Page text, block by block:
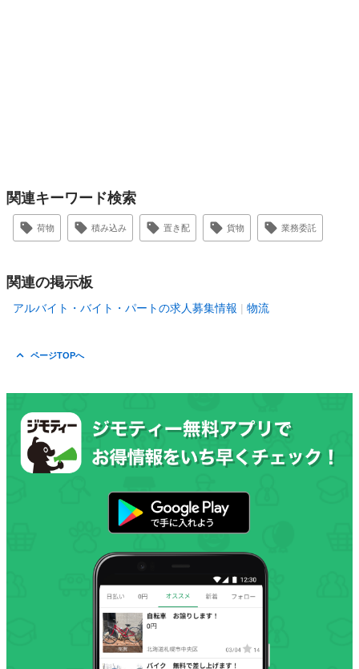
関連キーワード検索
荷物 積み込み 置き配 貨物 業務委託
関連の掲示板
アルバイト・バイト・パートの求人募集情報 物流
ページTOPへ